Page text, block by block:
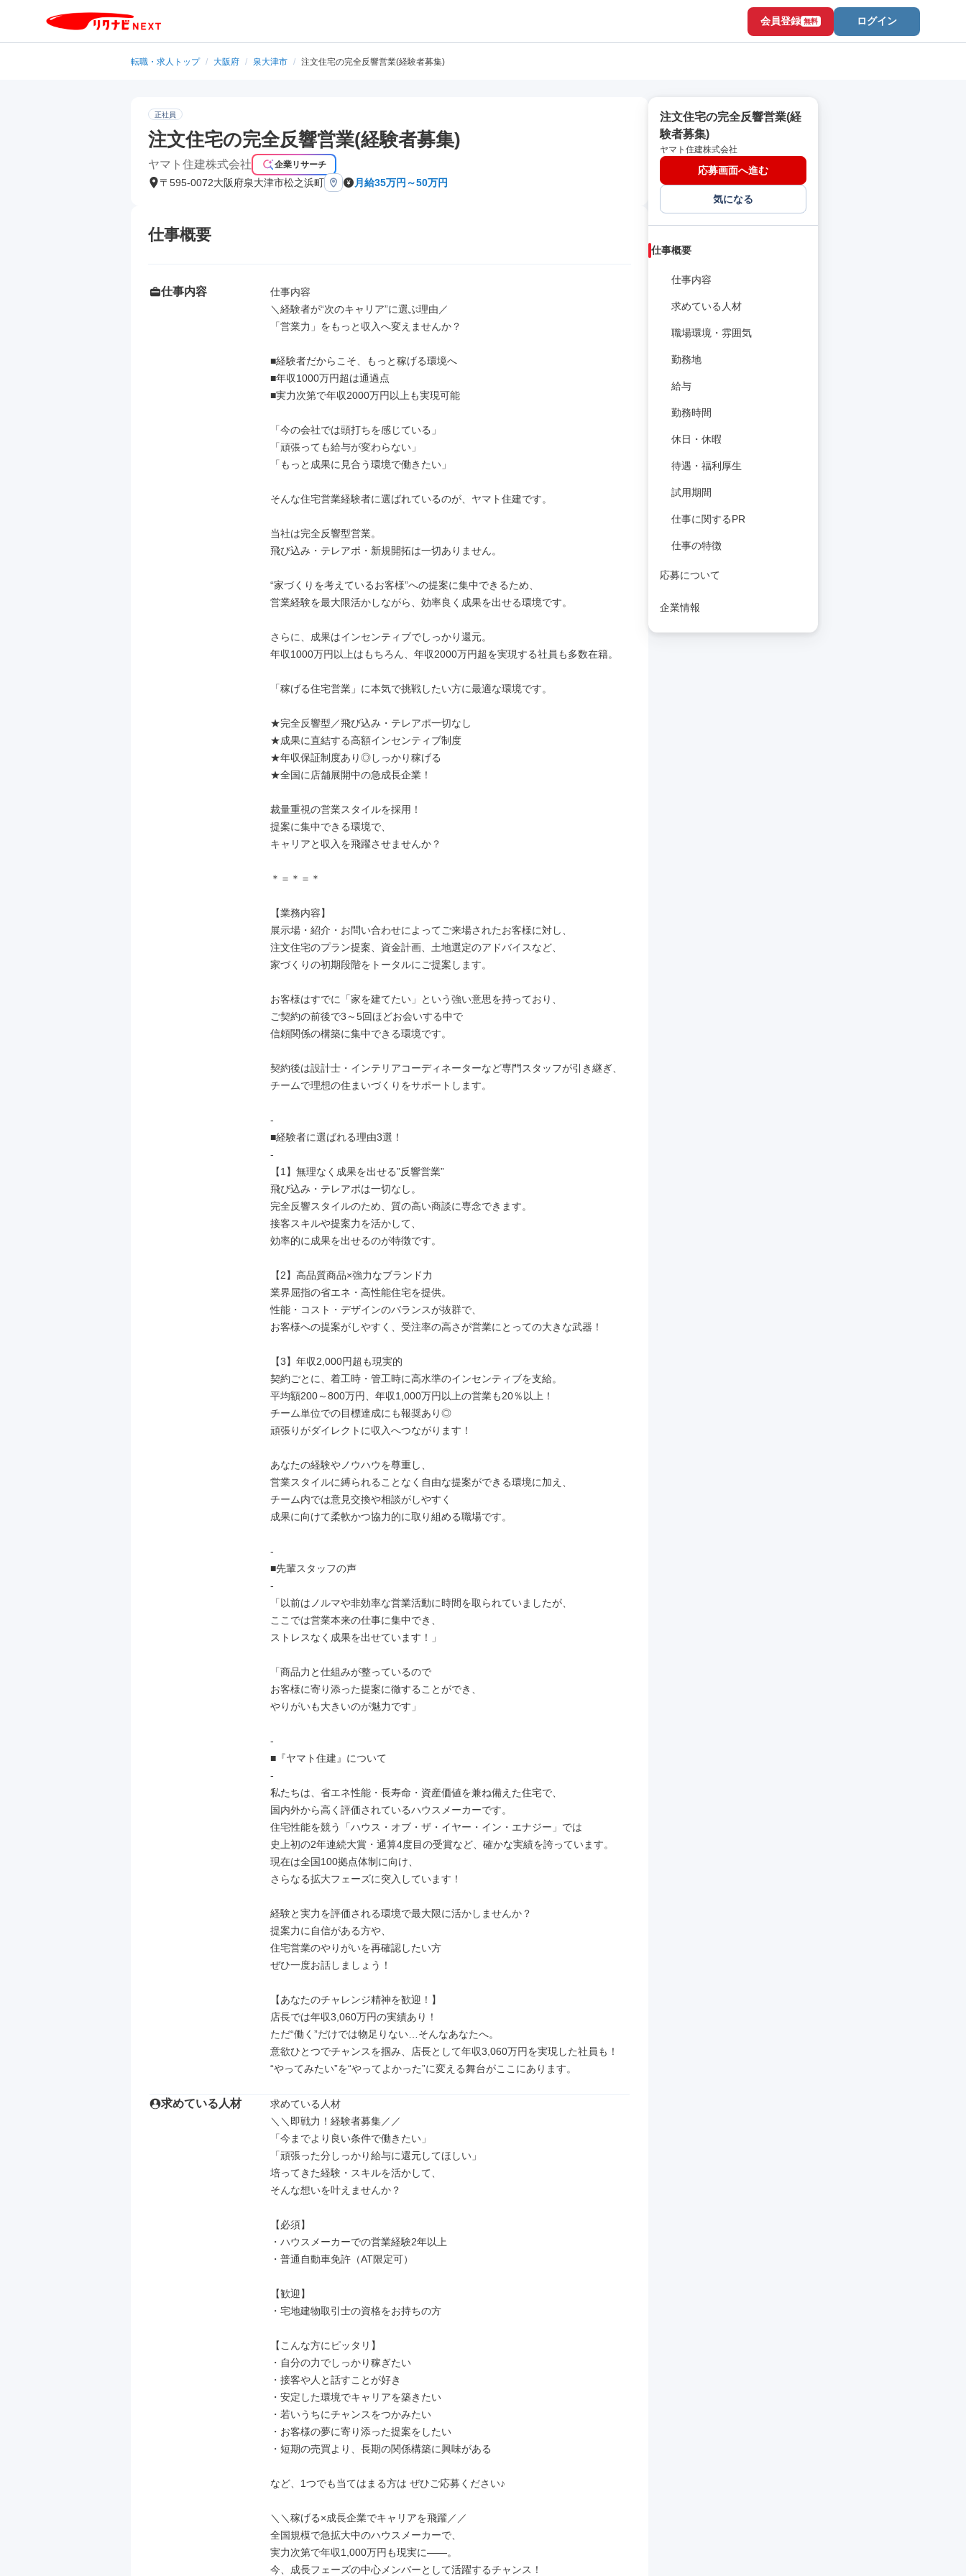
会員登録 無料 ログイン
転職・求人トップ / 大阪府 / 泉大津市 / 注文住宅の完全反響営業(経験者募集)
正社員
注文住宅の完全反響営業(経験者募集)
ヤマト住建株式会社 企業リサーチ
〒595-0072大阪府泉大津市松之浜町 月給35万円～50万円
仕事概要
仕事内容
仕事内容
＼経験者が“次のキャリア”に選ぶ理由／
「営業力」をもっと収入へ変えませんか？
■経験者だからこそ、もっと稼げる環境へ
■年収1000万円超は通過点
■実力次第で年収2000万円以上も実現可能
「今の会社では頭打ちを感じている」
「頑張っても給与が変わらない」
「もっと成果に見合う環境で働きたい」
そんな住宅営業経験者に選ばれているのが、ヤマト住建です。
当社は完全反響型営業。
飛び込み・テレアポ・新規開拓は一切ありません。
“家づくりを考えているお客様”への提案に集中できるため、
営業経験を最大限活かしながら、効率良く成果を出せる環境です。
さらに、成果はインセンティブでしっかり還元。
年収1000万円以上はもちろん、年収2000万円超を実現する社員も多数在籍。
「稼げる住宅営業」に本気で挑戦したい方に最適な環境です。
★完全反響型／飛び込み・テレアポ一切なし
★成果に直結する高額インセンティブ制度
★年収保証制度あり◎しっかり稼げる
★全国に店舗展開中の急成長企業！
裁量重視の営業スタイルを採用！
提案に集中できる環境で、
キャリアと収入を飛躍させませんか？
＊＝＊＝＊
【業務内容】
展示場・紹介・お問い合わせによってご来場されたお客様に対し、
注文住宅のプラン提案、資金計画、土地選定のアドバイスなど、
家づくりの初期段階をトータルにご提案します。
お客様はすでに「家を建てたい」という強い意思を持っており、
ご契約の前後で3～5回ほどお会いする中で
信頼関係の構築に集中できる環境です。
契約後は設計士・インテリアコーディネーターなど専門スタッフが引き継ぎ、
チームで理想の住まいづくりをサポートします。
-
■経験者に選ばれる理由3選！
-
【1】無理なく成果を出せる”反響営業”
飛び込み・テレアポは一切なし。
完全反響スタイルのため、質の高い商談に専念できます。
接客スキルや提案力を活かして、
効率的に成果を出せるのが特徴です。
【2】高品質商品×強力なブランド力
業界屈指の省エネ・高性能住宅を提供。
性能・コスト・デザインのバランスが抜群で、
お客様への提案がしやすく、受注率の高さが営業にとっての大きな武器！
【3】年収2,000円超も現実的
契約ごとに、着工時・管工時に高水準のインセンティブを支給。
平均額200～800万円、年収1,000万円以上の営業も20％以上！
チーム単位での目標達成にも報奨あり◎
頑張りがダイレクトに収入へつながります！
あなたの経験やノウハウを尊重し、
営業スタイルに縛られることなく自由な提案ができる環境に加え、
チーム内では意見交換や相談がしやすく
成果に向けて柔軟かつ協力的に取り組める職場です。
-
■先輩スタッフの声
-
「以前はノルマや非効率な営業活動に時間を取られていましたが、
ここでは営業本来の仕事に集中でき、
ストレスなく成果を出せています！」
「商品力と仕組みが整っているので
お客様に寄り添った提案に徹することができ、
やりがいも大きいのが魅力です」
-
■『ヤマト住建』について
-
私たちは、省エネ性能・長寿命・資産価値を兼ね備えた住宅で、
国内外から高く評価されているハウスメーカーです。
住宅性能を競う「ハウス・オブ・ザ・イヤー・イン・エナジー」では
史上初の2年連続大賞・通算4度目の受賞など、確かな実績を誇っています。
現在は全国100拠点体制に向け、
さらなる拡大フェーズに突入しています！
経験と実力を評価される環境で最大限に活かしませんか？
提案力に自信がある方や、
住宅営業のやりがいを再確認したい方
ぜひ一度お話しましょう！
【あなたのチャレンジ精神を歓迎！】
店長では年収3,060万円の実績あり！
ただ“働く”だけでは物足りない…そんなあなたへ。
意欲ひとつでチャンスを掴み、店長として年収3,060万円を実現した社員も！
“やってみたい”を“やってよかった”に変える舞台がここにあります。
求めている人材
求めている人材
＼＼即戦力！経験者募集／／
「今までより良い条件で働きたい」
「頑張った分しっかり給与に還元してほしい」
培ってきた経験・スキルを活かして、
そんな想いを叶えませんか？
【必須】
・ハウスメーカーでの営業経験2年以上
・普通自動車免許（AT限定可）
【歓迎】
・宅地建物取引士の資格をお持ちの方
【こんな方にピッタリ】
・自分の力でしっかり稼ぎたい
・接客や人と話すことが好き
・安定した環境でキャリアを築きたい
・若いうちにチャンスをつかみたい
・お客様の夢に寄り添った提案をしたい
・短期の売買より、長期の関係構築に興味がある
など、1つでも当てはまる方は ぜひご応募ください♪
＼＼稼げる×成長企業でキャリアを飛躍／／
全国規模で急拡大中のハウスメーカーで、
実力次第で年収1,000万円も現実に――。
今、成長フェーズの中心メンバーとして活躍するチャンス！
注文住宅の完全反響営業(経
験者募集)
ヤマト住建株式会社
応募画面へ進む
気になる
仕事概要
仕事内容
求めている人材
職場環境・雰囲気
勤務地
給与
勤務時間
休日・休暇
待遇・福利厚生
試用期間
仕事に関するPR
仕事の特徴
応募について
企業情報